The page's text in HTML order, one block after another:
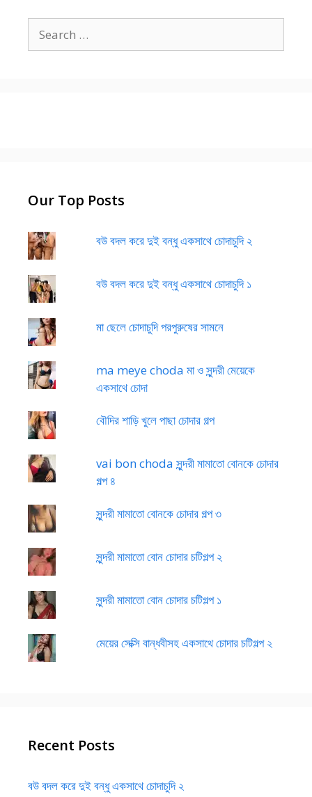
for:
Our Top Posts
বউ বদল করে দুই বন্ধু একসাথে চোদাচুদি ২
বউ বদল করে দুই বন্ধু একসাথে চোদাচুদি ১
মা ছেলে চোদাচুদি পরপুরুষের সামনে
ma meye choda মা ও সুন্দরী মেয়েকে
একসাথে চোদা
বৌদির শাড়ি খুলে পাছা চোদার গল্প
vai bon choda সুন্দরী মামাতো বোনকে চোদার
গল্প ৪
সুন্দরী মামাতো বোনকে চোদার গল্প ৩
সুন্দরী মামাতো বোন চোদার চটিগল্প ২
সুন্দরী মামাতো বোন চোদার চটিগল্প ১
মেয়ের সেক্সি বান্ধবীসহ একসাথে চোদার চটিগল্প ২
Recent Posts
বউ বদল করে দুই বন্ধু একসাথে চোদাচুদি ২